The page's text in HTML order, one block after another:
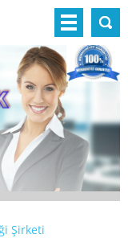
Şirketi